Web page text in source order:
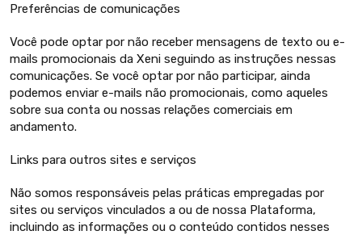
Preferências de comunicações
Você pode optar por não receber mensagens de texto ou e-
mails promocionais da Xeni seguindo as instruções nessas
comunicações. Se você optar por não participar, ainda
podemos enviar e-mails não promocionais, como aqueles
sobre sua conta ou nossas relações comerciais em
andamento.
Links para outros sites e serviços
Não somos responsáveis pelas práticas empregadas por
sites ou serviços vinculados a ou de nossa Plataforma,
incluindo as informações ou o conteúdo contidos nesses